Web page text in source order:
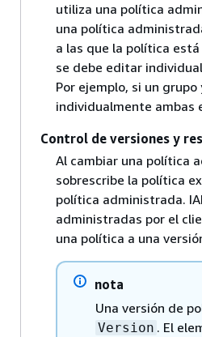
utiliza una política
una política
a las que la política
se debe editar
Por ejemplo, si un
individualmente ambas
Control de versiones y
Al cambiar una política
sobrescribe la política
política administrada.
administradas por el
una política a una
nota
Una versión de
Version . El